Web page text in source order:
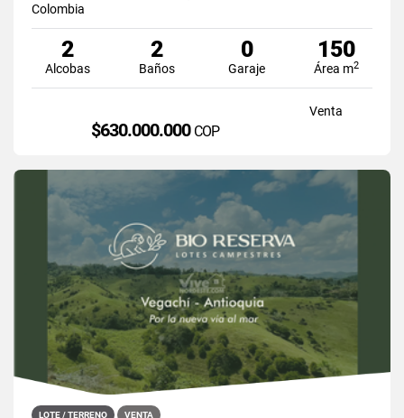
Colombia
2
Alcobas
2
Baños
0
Garaje
150
Área m2
Venta
$630.000.000 COP
LOTE / TERRENO VENTA